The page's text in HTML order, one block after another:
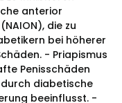
anterior
die zu
bei höherer
- Priapismus
Penisschäden
diabetische
beeinflusst. -